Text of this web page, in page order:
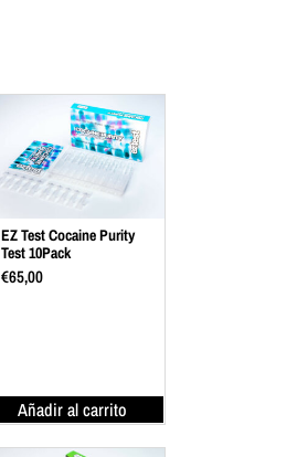
EZ Test Cocaine Purity
Test 10Pack
€65,00
Añadir al carrito